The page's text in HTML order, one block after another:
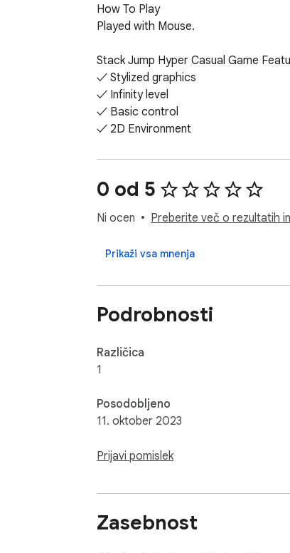
How To Play
Played with Mouse.
Stack Jump Hyper Casual Game
✓ Stylized graphics
✓ Infinity level
✓ Basic control
✓ 2D Environment
Finally, you can enjoy these game
ads.
Contact with us at
0 od 5
Ni ocen Preberite več o rezultatih
Prikaži vsa mnenja
Podrobnosti
Različica
1
Posodobljeno
11. oktober 2023
Prijavi pomislek
Zasebnost